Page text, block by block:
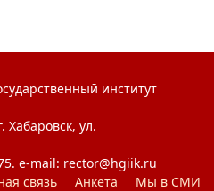
институт
Хабаровск, ул.
e-mail: rector@hgiik.ru
связь Анкета
Мы в СМИ